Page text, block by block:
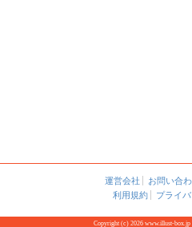
運営会社 お問い合
利用規約
プライ
Copyright (c) 2026 www.illust-